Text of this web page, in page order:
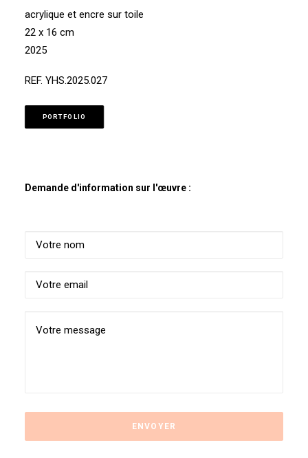
acrylique et encre sur toile
22 x 16 cm
2025
REF. YHS.2025.027
PORTFOLIO
Demande d'information sur l'œuvre :